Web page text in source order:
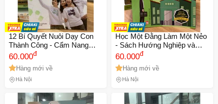
12 Bí Quyết Nuôi Dạy Con
Thành Công - Cẩm Nang
Hướng Dẫn Cha Mẹ Hiện
Đại Để Phát Triển Toàn Diện
Trẻ
60.000đ
Hàng mới về
Hà Nội
Học Một Đằng Làm Một Nẻo
- Sách Hướng Nghiệp và
Phát Triển Bản Thân của TS.
Nguyễn Tiến Dũng, Giải Pháp
Thực Tiễn cho Sinh Viên và
Người Đi Làm
60.000đ
Hàng mới về
Hà Nội